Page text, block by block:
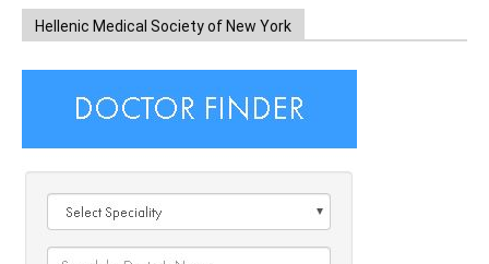
Hellenic Medical Society of New York